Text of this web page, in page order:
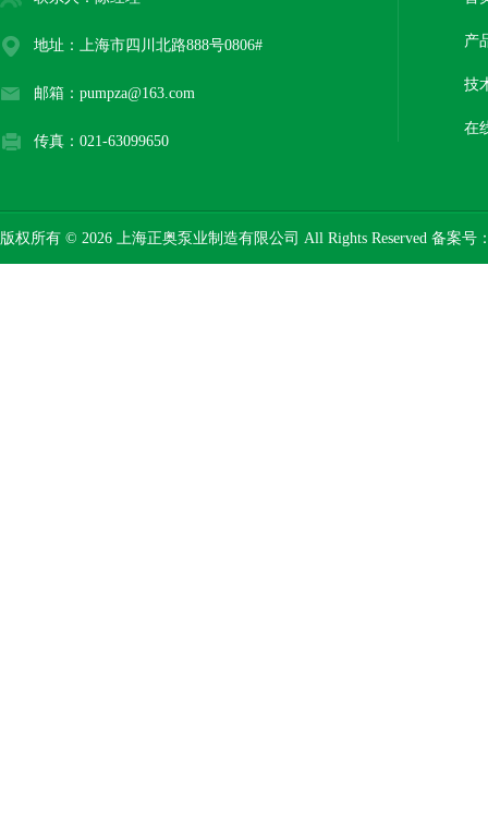
地址：上海市四川北路888号0806#
邮箱：pumpza@163.com
传真：021-63099650
产
技
在
版权所有 © 2026 上海正奥泵业制造有限公司 All Rights Reserved 备案号